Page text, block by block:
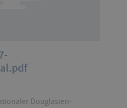
Douglasien-